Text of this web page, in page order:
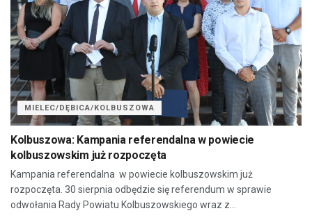
MIELEC/DĘBICA/KOLBUSZOWA
Kolbuszowa: Kampania referendalna w powiecie
kolbuszowskim już rozpoczęta
Kampania referendalna w powiecie kolbuszowskim już
rozpoczęta. 30 sierpnia odbędzie się referendum w sprawie
odwołania Rady Powiatu Kolbuszowskiego wraz z...